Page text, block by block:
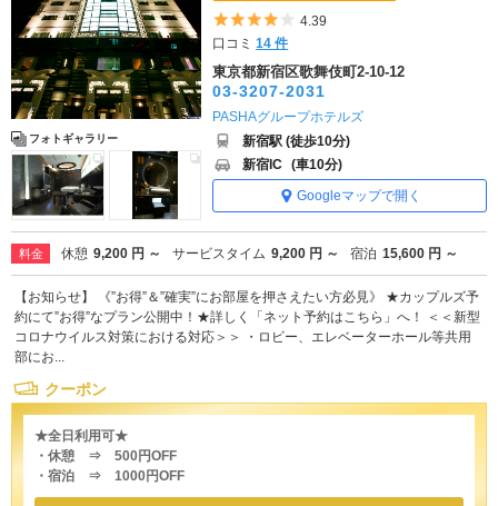
フォトギャラリー
5つ星のうち4
4.39
口コミ14 件
東京都新宿区歌舞伎町2-10-12
03-3207-2031
PASHAグループホテルズ
新宿駅 (徒歩10分)
新宿IC (車10分)
Googleマップで開く
料金 休憩 9,200 円 ～ サービスタイム 9,200 円 ～ 宿泊 15,600 円 ～
【お知らせ】 《”お得”＆”確実”にお部屋を押さえたい方必見》 ★カップルズ予
約にて”お得”なプラン公開中！★詳しく「ネット予約はこちら」へ！ ＜＜新型
コロナウイルス対策における対応＞＞ ・ロビー、エレベーターホール等共用
部にお...
クーポン
★全日利用可★
・休憩 ⇒ 500円OFF
・宿泊 ⇒ 1000円OFF